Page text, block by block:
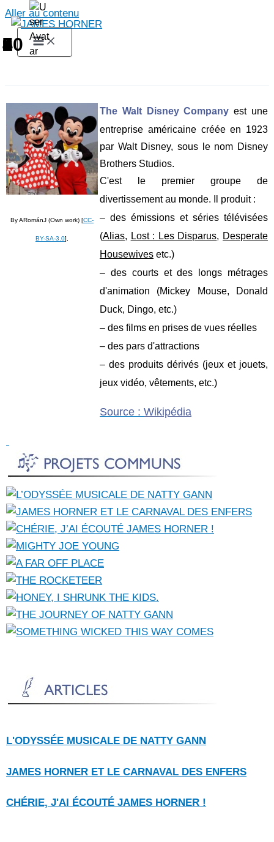
Aller au contenu
By ARománJ (Own work) [CC-
BY-SA-3.0],
The Walt Disney Companyest une
entreprise américaine créée en 1923
par Walt Disney, sous le nom Disney
Brothers Studios.
C'est le premier groupe de
divertissement au monde. Il produit :
– des émissions et séries télévisées
(Alias, Lost : Les Disparus, Desperate
Housewives etc.)
– des courts et des longs métrages
d'animation (Mickey Mouse, Donald
Duck, Dingo, etc.)
– des films en prises de vues réelles
– des pars d'attractions
– des produits dérivés (jeux et jouets,
jeux vidéo, vêtements, etc.)
Source : Wikipédia
L'ODYSSÉE MUSICALE DE NATTY GANN
JAMES HORNER ET LE CARNAVAL DES ENFERS
CHÉRIE, J'AI ÉCOUTÉ JAMES HORNER !
1
2
3
4
5
6
7
8
9
10